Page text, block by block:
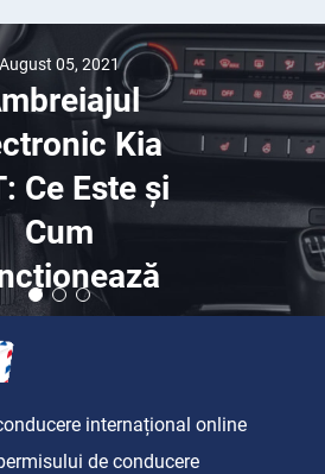
August 05, 2021
Kia
Ce Este și
Cum
internațional online
de conducere